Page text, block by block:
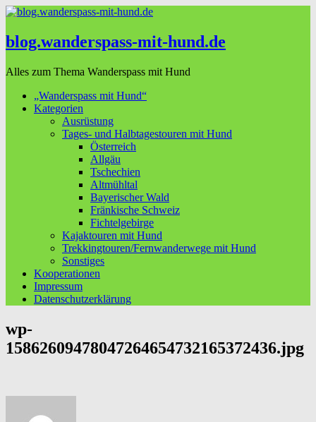
blog.wanderspass-mit-hund.de
Alles zum Thema Wanderspass mit Hund
„Wanderspass mit Hund“
Kategorien
Ausrüstung
Tages- und Halbtagestouren mit Hund
Österreich
Allgäu
Tschechien
Altmühltal
Bayerischer Wald
Fränkische Schweiz
Fichtelgebirge
Kajaktouren mit Hund
Trekkingtouren/Fernwanderwege mit Hund
Sonstiges
Kooperationen
Impressum
Datenschutzerklärung
wp-
15862609478047264654732165372436.jpg